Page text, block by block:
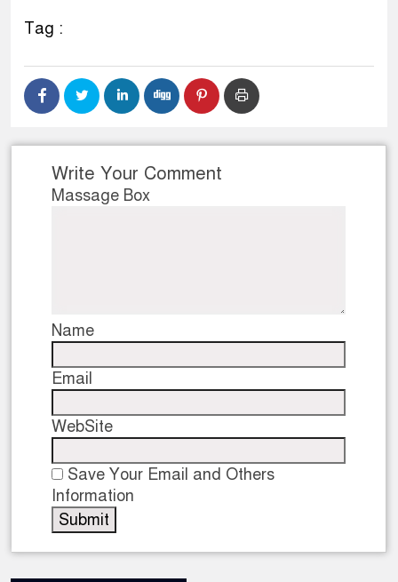
Tag :
Write Your Comment
Massage Box
Name
Email
WebSite
Save Your Email and Others
Information